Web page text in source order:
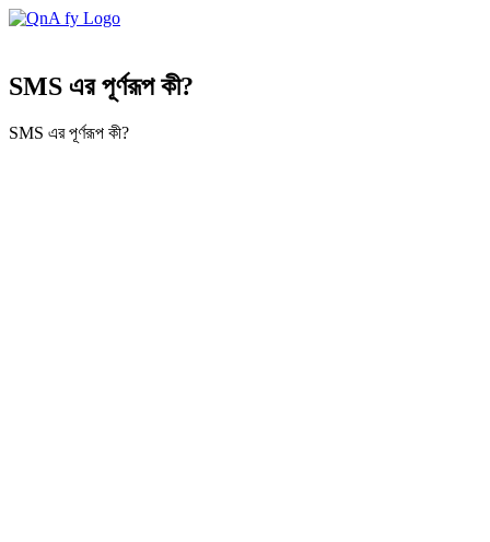
SMS এর পূর্ণরূপ কী?
SMS এর পূর্ণরূপ কী?